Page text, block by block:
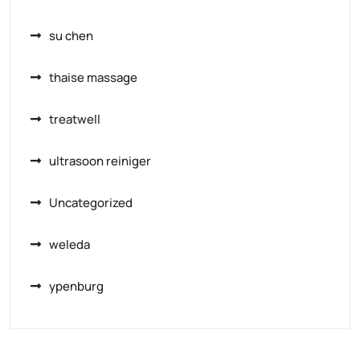
su chen
thaise massage
treatwell
ultrasoon reiniger
Uncategorized
weleda
ypenburg